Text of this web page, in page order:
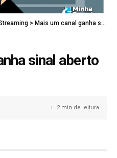
> Mais um canal ganha sinal aberto na Claro TV
sinal aberto
2 min de leitura